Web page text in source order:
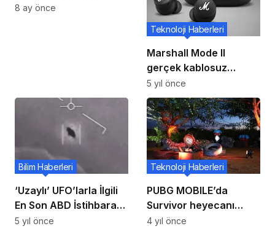
diriltme’ reklamı
8 ay önce
Marshall Mode II
gerçek kablosuz
kulaklıklar ‘gürleyen’
ses sunar
Teknoloji Haberleri
5 yıl önce
‘Uzaylı’ UFO’larla İlgili
En Son ABD İstihbarat
Raporu İçeride ve…
Bilim Haberleri
5 yıl önce
PUBG MOBILE’da
Survivor heyecanı
başlıyor!
Teknoloji Haberleri
4 yıl önce